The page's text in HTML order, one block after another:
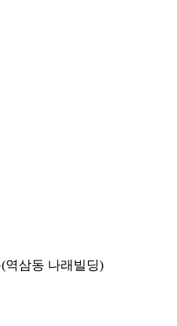
역삼동 나래빌딩)